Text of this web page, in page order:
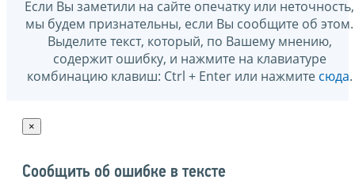
Если Вы заметили на сайте опечатку или неточность,
мы будем признательны, если Вы сообщите об этом.
Выделите текст, который, по Вашему мнению,
содержит ошибку, и нажмите на клавиатуре
комбинацию клавиш: Ctrl + Enter или нажмите сюда.
×
Сообщить об ошибке в тексте